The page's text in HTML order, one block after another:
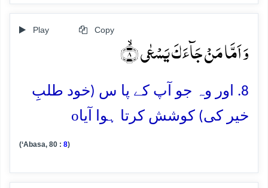
Play Copy
وَ اَمَّا مَنۡ جَآءَکَ یَسۡعٰی ۙ﴿۸﴾
8. اور وہ جو آپ کے پا س (خود طلبِ
خیر کی) کوشش کرتا ہوا آیاo
(‘Abasa, 80 : 8)